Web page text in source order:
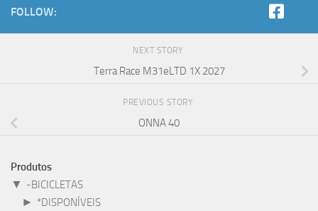
FOLLOW:
NEXT STORY
Terra Race M31eLTD 1X 2027
PREVIOUS STORY
ONNA 40
Produtos
▼ -BICICLETAS
► *DISPONÍVEIS